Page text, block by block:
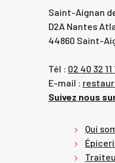
Saint-Aignan
D2A Nantes
44860 Saint-
Tél : 02 40 32 11
E-mail :
Suivez nous
Qui